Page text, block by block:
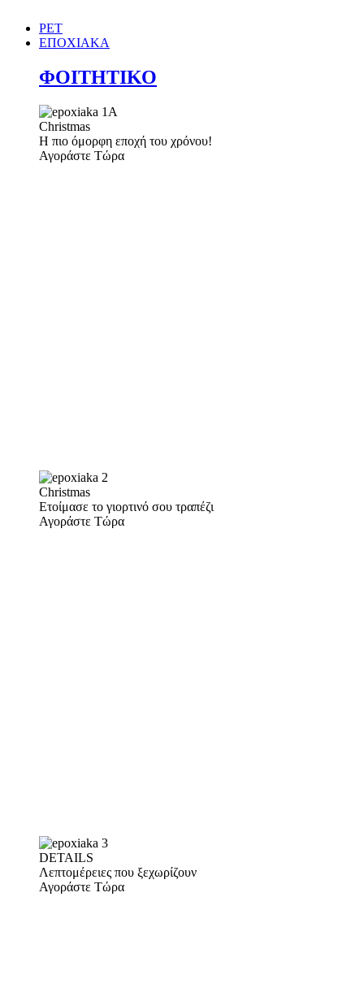
PET
ΕΠΟΧΙΑΚΑ
ΦΟΙΤΗΤΙΚΟ
Christmas
Η πιο όμορφη εποχή του χρόνου!
Αγοράστε Τώρα
Christmas
Ετοίμασε το γιορτινό σου τραπέζι
Αγοράστε Τώρα
DETAILS
Λεπτομέρειες που ξεχωρίζουν
Αγοράστε Τώρα